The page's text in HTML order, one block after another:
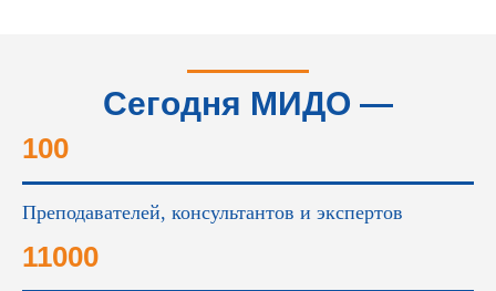
Сегодня МИДО —
100
Преподавателей, консультантов и экспертов
11000